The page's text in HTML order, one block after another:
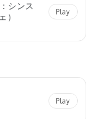
シンス
）
Play
Play